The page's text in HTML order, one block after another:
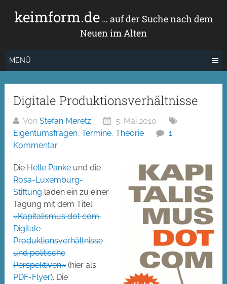
Inhaltkeimform.de… auf der Suche nach dem
Neuen im Alten
MENÜ
Digitale Produktionsverhältnisse
VonStefan Meretz
5. Mai 2010
Eigentumsfragen,Termine,Theorie
1
Kommentar
Die Helle Panke und die
Rosa-Luxemburg-
Stiftung laden ein zu einer
Tagung mit dem Titel
»Kapitalismus dot com.
Digitale
Produktionsverhältnisse
und politische
Perspektiven«(hier als
PDF-Flyer). Die